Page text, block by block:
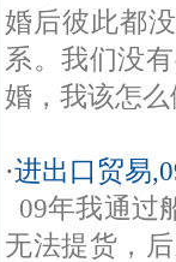
婚后彼此都
系。我们没
婚，我该怎
·进出口贸易
09年我通过
无法提货，